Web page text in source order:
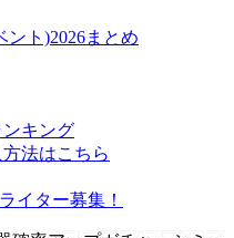
ト)2026まとめ
キング
法はこちら
イター募集！